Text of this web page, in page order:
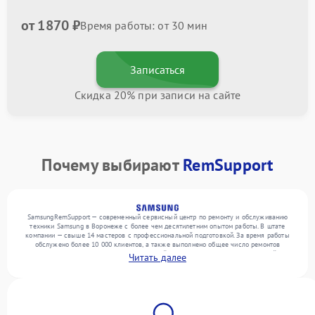
от 1870 ₽Время работы: от 30 мин
Записаться
Скидка 20% при записи на сайте
Почему выбираютRemSupport
SamsungRemSupport — современный сервисный центр по ремонту и обслуживанию
техники Samsung в Воронеже с более чем десятилетним опытом работы. В штате
компании — свыше 14 мастеров с профессиональной подготовкой. За время работы
обслужено более 10 000 клиентов, а также выполнено общее число ремонтов
превысило 12 000. Ежемесячно в сервисный центр поступает более 300 устройств,
включая , , . Мы устраняем поломки любой сложности и обеспечиваем надежный
Читать далее